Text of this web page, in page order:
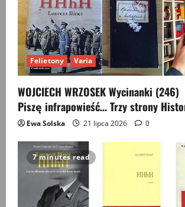
Felietony Varia
WOJCIECH WRZOSEK Wycinanki (246)
Piszę infrapowieść… Trzy strony
Ewa Solska 21 lipca 2026 0
7 minutes read